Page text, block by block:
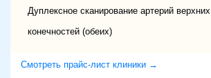
Дуплексное сканирование артерий верхних
конечностей (обеих)
Смотреть прайс-лист клиники →